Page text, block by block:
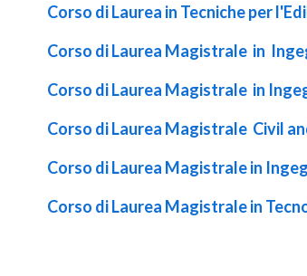
Corso di Laurea in Tecniche per
Corso di Laurea Magistrale in
Corso di Laurea Magistrale in
Corso di Laurea Magistrale Civil
Corso di Laurea Magistrale in
Corso di Laurea Magistrale in